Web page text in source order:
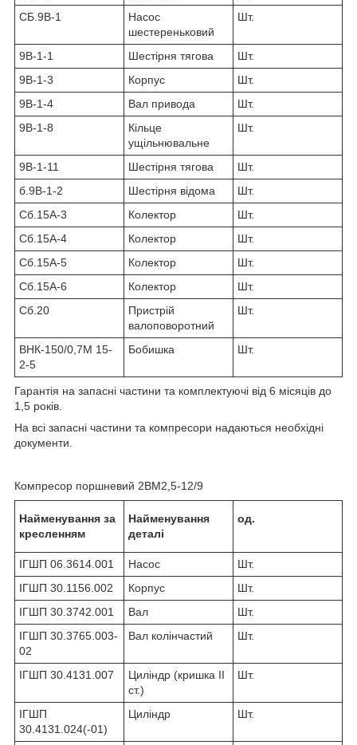
СБ.9В-1
Насос
шестереньковий
Шт.
9В-1-1 Шестірня тягова
Шт.
9В-1-3
Корпус
Шт.
9В-1-4
Вал привода
Шт.
9В-1-8
Кільце
ущільнювальне
Шт.
9В-1-11 Шестірня тягова
Шт.
б.9В-1-2
Шестірня відома
Шт.
Сб.15А-3
Колектор
Шт.
Сб.15А-4
Колектор
Шт.
Сб.15А-5
Колектор
Шт.
Сб.15А-6
Колектор
Шт.
Сб.20
Пристрій
валоповоротний
Шт.
ВНК-150/0,7М 15-
2-5
Бобишка Шт.
Гарантія на запасні частини та комплектуючі від 6 місяців до
1,5 років.
На всі запасні частини та компресори надаються необхідні
документи.
Компресор поршневий 2ВМ2,5-12/9
Найменування за
кресленням
Найменування
деталі
од.
ІГШП 06.3614.001 Насос
Шт.
ІГШП 30.1156.002
Корпус
Шт.
ІГШП 30.3742.001
Вал
Шт.
ІГШП 30.3765.003-
02
Вал колінчастий Шт.
ІГШП 30.4131.007
Циліндр (кришка II
ст.)
Шт.
ІГШП
30.4131.024(-01)
Циліндр Шт.